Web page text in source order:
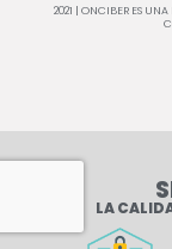
2021 | ONCIBER ES
LA